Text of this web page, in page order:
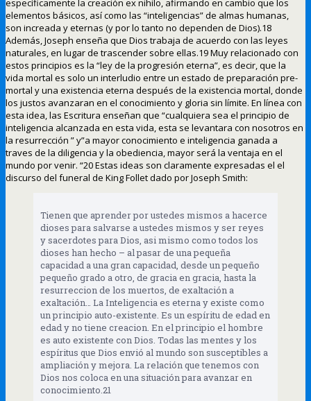
específicamente la creación ex nihilo, afirmando en cambio que los
elementos básicos, así como las “inteligencias” de almas humanas,
son increada y eternas (y por lo tanto no dependen de Dios).18
Además, Joseph enseña que Dios trabaja de acuerdo con las leyes
naturales, en lugar de trascender sobre ellas.19 Muy relacionado con
estos principios es la “ley de la progresión eterna”, es decir, que la
vida mortal es solo un interludio entre un estado de preparación pre-
mortal y una existencia eterna después de la existencia mortal, donde
los justos avanzaran en el conocimiento y gloria sin límite. En línea con
esta idea, las Escritura enseñan que “cualquiera sea el principio de
inteligencia alcanzada en esta vida, esta se levantara con nosotros en
la resurrección ” y”a mayor conocimiento e inteligencia ganada a
traves de la diligencia y la obediencia, mayor será la ventaja en el
mundo por venir. “20 Estas ideas son claramente expresadas el el
discurso del funeral de King Follet dado por Joseph Smith:
Tienen que aprender por ustedes mismos a hacerce
dioses para salvarse a ustedes mismos y ser reyes
y sacerdotes para Dios, asi mismo como todos los
dioses han hecho – al pasar de una pequeña
capacidad a una gran capacidad, desde un pequeño
pequeño grado a otro, de gracia en gracia, hasta la
resurreccion de los muertos, de exaltación a
exaltación… La Inteligencia es eterna y existe como
un principio auto-existente. Es un espíritu de edad en
edad y no tiene creacion. En el principio el hombre
es auto existente con Dios. Todas las mentes y los
espíritus que Dios envió al mundo son susceptibles a
ampliación y mejora. La relación que tenemos con
Dios nos coloca en una situación para avanzar en
conocimiento.21